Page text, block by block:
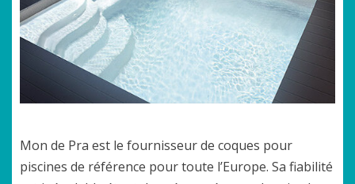
Mon de Pra est le fournisseurde coques pour
piscines de référence pour toute l’Europe. Sa fiabilité